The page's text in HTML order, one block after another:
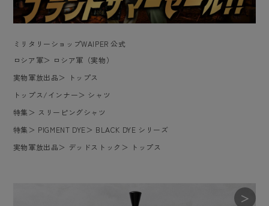
ミリタリーショップWAIPER 公式
ロシア軍＞ ロシア軍（実物）
実物軍放出品＞
トップス
トップス/インナー＞ シャツ
特集 ＞ スリーピングシャツ
特集 ＞ PIGMENT DYE＞ BLACK DYE シリーズ
実物軍放出品＞ デッドストック ＞ トップス
＞